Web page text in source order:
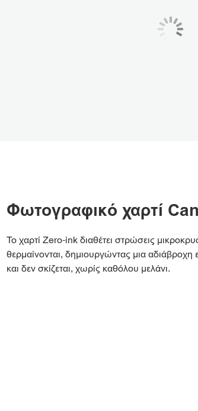
Φωτογραφικό χαρτί
Το χαρτί Zero-ink διαθέτει στρώσεις
θερμαίνονται, δημιουργώντας μια
και δεν σκίζεται, χωρίς καθόλου μελάνι.